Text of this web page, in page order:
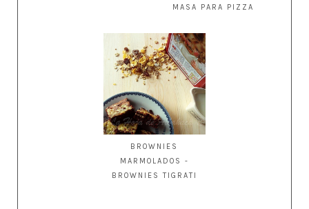
MASA PARA PIZZA
BROWNIES
MARMOLADOS -
BROWNIES TIGRATI